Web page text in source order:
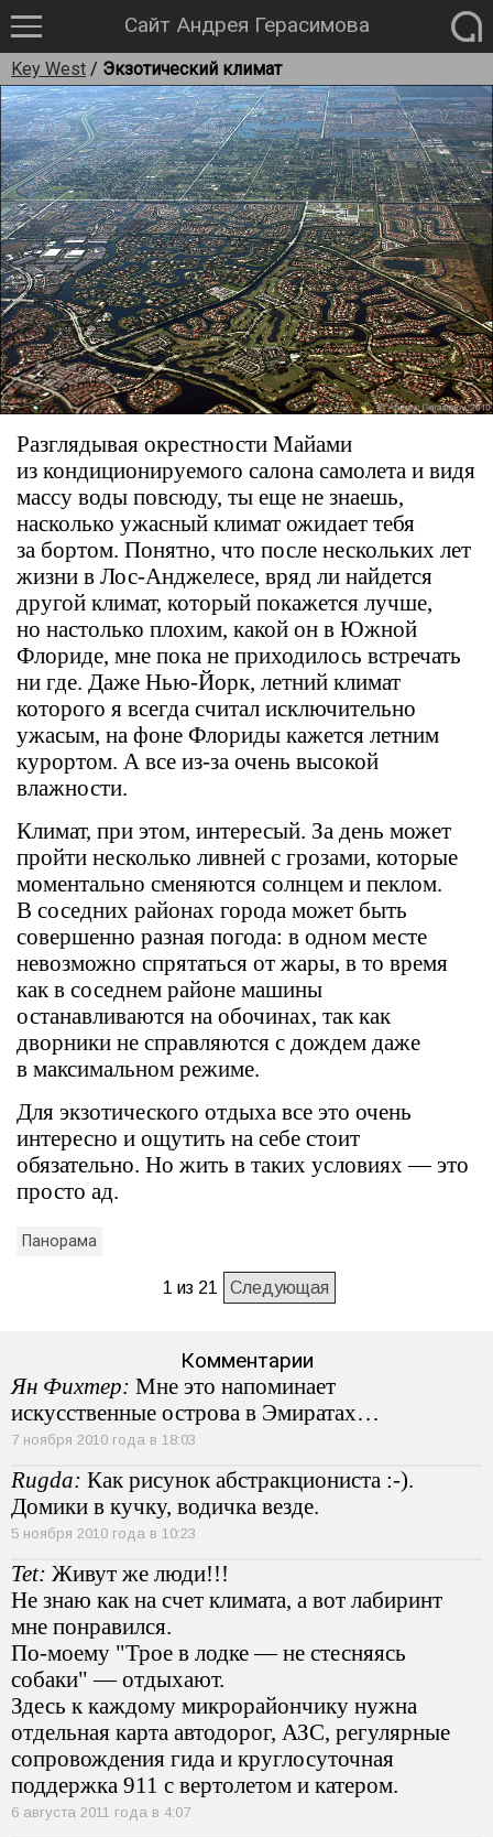
Сайт Андрея Герасимова
Key West / Экзотический климат
Разглядывая окрестности Майами
из кондиционируемого салона самолета и видя
массу воды повсюду, ты еще не знаешь,
насколько ужасный климат ожидает тебя
за бортом. Понятно, что после нескольких лет
жизни в Лос-Анджелесе, вряд ли найдется
другой климат, который покажется лучше,
но настолько плохим, какой он в Южной
Флориде, мне пока не приходилось встречать
ни где. Даже Нью-Йорк, летний климат
которого я всегда считал исключительно
ужасым, на фоне Флориды кажется летним
курортом. А все из-за очень высокой
влажности.
Климат, при этом, интересый. За день может
пройти несколько ливней с грозами, которые
моментально сменяются солнцем и пеклом.
В соседних районах города может быть
совершенно разная погода: в одном месте
невозможно спрятаться от жары, в то время
как в соседнем районе машины
останавливаются на обочинах, так как
дворники не справляются с дождем даже
в максимальном режиме.
Для экзотического отдыха все это очень
интересно и ощутить на себе стоит
обязательно. Но жить в таких условиях — это
просто ад.
Панорама
1 из 21 Следующая
Комментарии
Ян Фихтер: Мне это напоминает
искусственные острова в Эмиратах…
7 ноября 2010 года в 18:03
Rugda: Как рисунок абстракциониста :-).
Домики в кучку, водичка везде.
5 ноября 2010 года в 10:23
Tet: Живут же люди!!!
Не знаю как на счет климата, а вот лабиринт
мне понравился.
По-моему "Трое в лодке — не стесняясь
собаки" — отдыхают.
Здесь к каждому микрорайончику нужна
отдельная карта автодорог, АЗС, регулярные
сопровождения гида и круглосуточная
поддержка 911 с вертолетом и катером.
6 августа 2011 года в 4:07